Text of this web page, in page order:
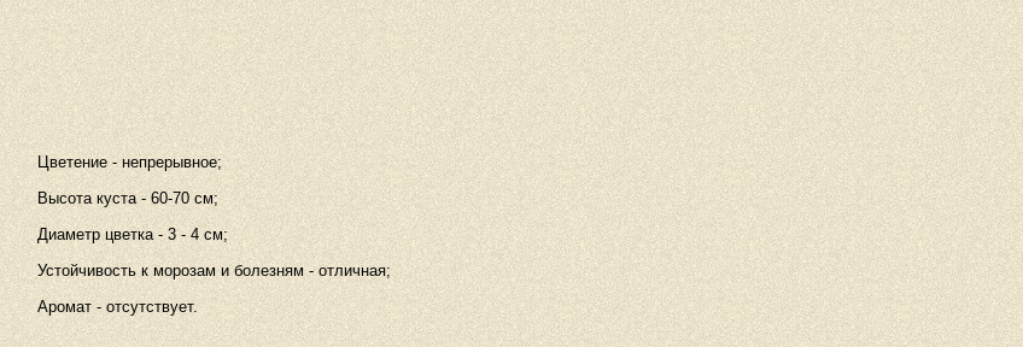
Цветение - непрерывное;
Высота куста - 60-70 см;
Диаметр цветка - 3 - 4 см;
Устойчивость к морозам и болезням - отличная;
Аромат - отсутствует.